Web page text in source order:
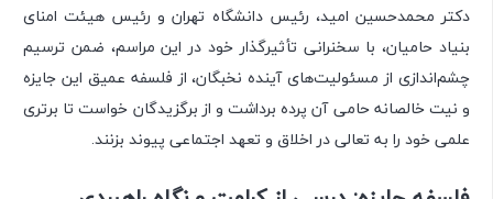
دکتر محمدحسین امید، رئیس دانشگاه تهران و رئیس هیئت امنای
بنیاد حامیان، با سخنرانی تأثیرگذار خود در این مراسم، ضمن ترسیم
چشم‌اندازی از مسئولیت‌های آینده نخبگان، از فلسفه عمیق این جایزه
و نیت خالصانه حامی آن پرده برداشت و از برگزیدگان خواست تا برتری
علمی خود را به تعالی در اخلاق و تعهد اجتماعی پیوند بزنند.